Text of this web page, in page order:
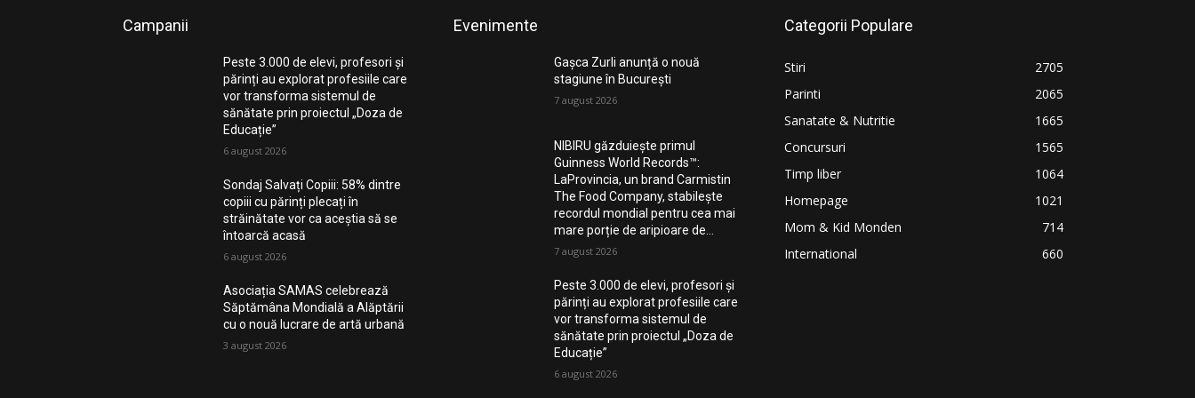
Campanii
Peste 3.000 de elevi, profesori și
părinți au explorat profesiile care
vor transforma sistemul de
sănătate prin proiectul „Doza de
Educație”
6 august 2026
Sondaj Salvați Copiii: 58% dintre
copiii cu părinți plecați în
străinătate vor ca aceștia să se
întoarcă acasă
6 august 2026
Asociația SAMAS celebrează
Săptămâna Mondială a Alăptării
cu o nouă lucrare de artă urbană
3 august 2026
Evenimente
Gașca Zurli anunță o nouă
stagiune în București
7 august 2026
NIBIRU găzduiește primul
Guinness World Records™️:
LaProvincia, un brand Carmistin
The Food Company, stabilește
recordul mondial pentru cea mai
mare porție de aripioare de...
7 august 2026
Peste 3.000 de elevi, profesori și
părinți au explorat profesiile care
vor transforma sistemul de
sănătate prin proiectul „Doza de
Educație”
6 august 2026
Categorii Populare
Stiri
2705
Parinti
2065
Sanatate & Nutritie
1665
Concursuri
1565
Timp liber
1064
Homepage
1021
Mom & Kid Monden
714
International
660